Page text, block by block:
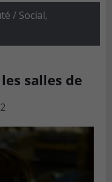
/ Social,
salles de